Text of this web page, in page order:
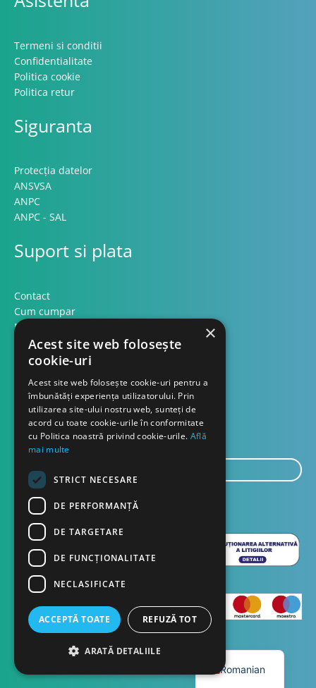
Termeni si conditii
Confidentialitate
Politica cookie
Politica retur
Siguranta
Protecția datelor
ANSVSA
ANPC
ANPC - SAL
Suport si plata
Contact
Cum cumpar
Modalitati plata
Formular retur
Contact
Despre noi
Blog
mail...
TRIMITE
Copyright © 2023 Dasco Distribution
Romanian
×
Acest site web folosește
cookie-uri
Acest site web folosește cookie-uri pentru a
îmbunătăți experiența utilizatorului. Prin
utilizarea site-ului nostru web, sunteți de
acord cu toate cookie-urile în conformitate
cu Politica noastră privind cookie-urile. Află
mai multe
STRICT NECESARE
DE PERFORMANȚĂ
DE TARGETARE
DE FUNCŢIONALITATE
NECLASIFICATE
ACCEPTĂ TOATE REFUZĂ TOT
ARATĂ DETALIILE